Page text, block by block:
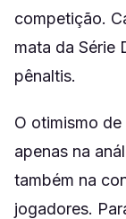
competição.
mata da Série
pênaltis.
O otimismo
apenas na
também na
jogadores.